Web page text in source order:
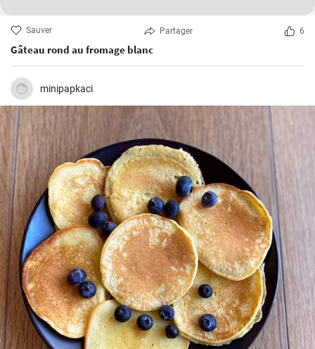
Sauver Partager 6
Gâteau rond au fromage blanc
minipapkaci